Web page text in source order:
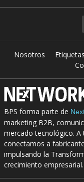
Nosotros Etiquetas
BPS forma parte de
marketing B2B,
mercado tecnológico.
conectamos a
impulsando la
crecimiento empresarial.